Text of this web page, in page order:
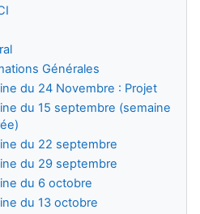
Générales
du 24 Novembre : Projet
du 15 septembre (semaine
du 22 septembre
du 29 septembre
du 6 octobre
du 13 octobre